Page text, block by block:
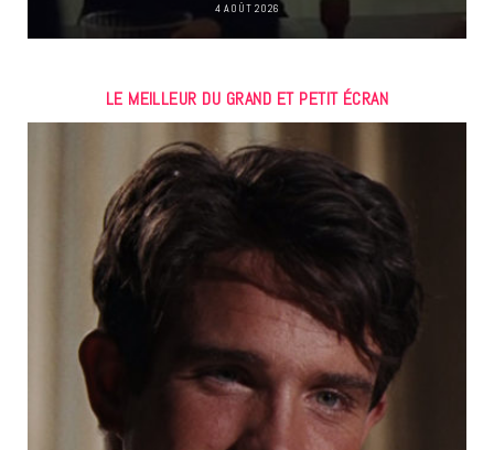
4 AOÛT 2026
LE MEILLEUR DU GRAND ET PETIT ÉCRAN